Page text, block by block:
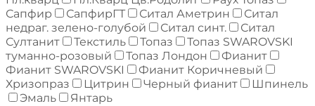
Сапфир
СапфирГТ Ситал Аметрин
Ситал
недраг. зелено-голубой
Ситал синт.
Ситал
Султанит
Текстиль Топаз
Топаз SWAROVSKI
туманно-розовый
Топаз Лондон
Фианит
Фианит SWAROVSKI
Фианит Коричневый
Хризопраз
Цитрин Черный фианит
Шпинель
Эмаль
Янтарь